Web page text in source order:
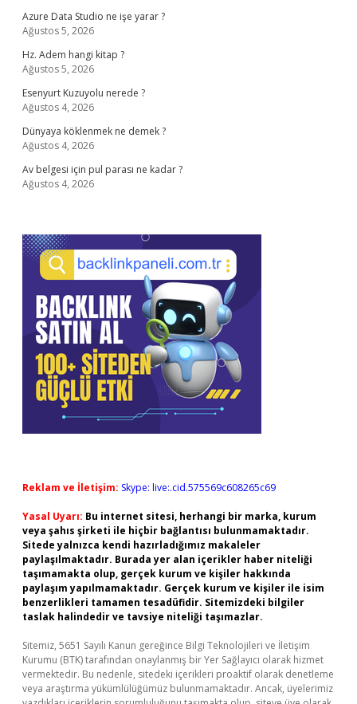
Azure Data Studio ne işe yarar ?
Ağustos 5, 2026
Hz. Adem hangi kitap ?
Ağustos 5, 2026
Esenyurt Kuzuyolu nerede ?
Ağustos 4, 2026
Dünyaya köklenmek ne demek ?
Ağustos 4, 2026
Av belgesi için pul parası ne kadar ?
Ağustos 4, 2026
Reklam ve İletişim: Skype: live:.cid.575569c608265c69
Yasal Uyarı: Bu internet sitesi, herhangi bir marka, kurum
veya şahıs şirketi ile hiçbir bağlantısı bulunmamaktadır.
Sitede yalnızca kendi hazırladığımız makaleler
paylaşılmaktadır. Burada yer alan içerikler haber niteliği
taşımamakta olup, gerçek kurum ve kişiler hakkında
paylaşım yapılmamaktadır. Gerçek kurum ve kişiler ile isim
benzerlikleri tamamen tesadüfidir. Sitemizdeki bilgiler
taslak halindedir ve tavsiye niteliği taşımazlar.
Sitemiz, 5651 Sayılı Kanun gereğince Bilgi Teknolojileri ve İletişim
Kurumu (BTK) tarafından onaylanmış bir Yer Sağlayıcı olarak hizmet
vermektedir. Bu nedenle, sitedeki içerikleri proaktif olarak denetleme
veya araştırma yükümlülüğümüz bulunmamaktadır. Ancak, üyelerimiz